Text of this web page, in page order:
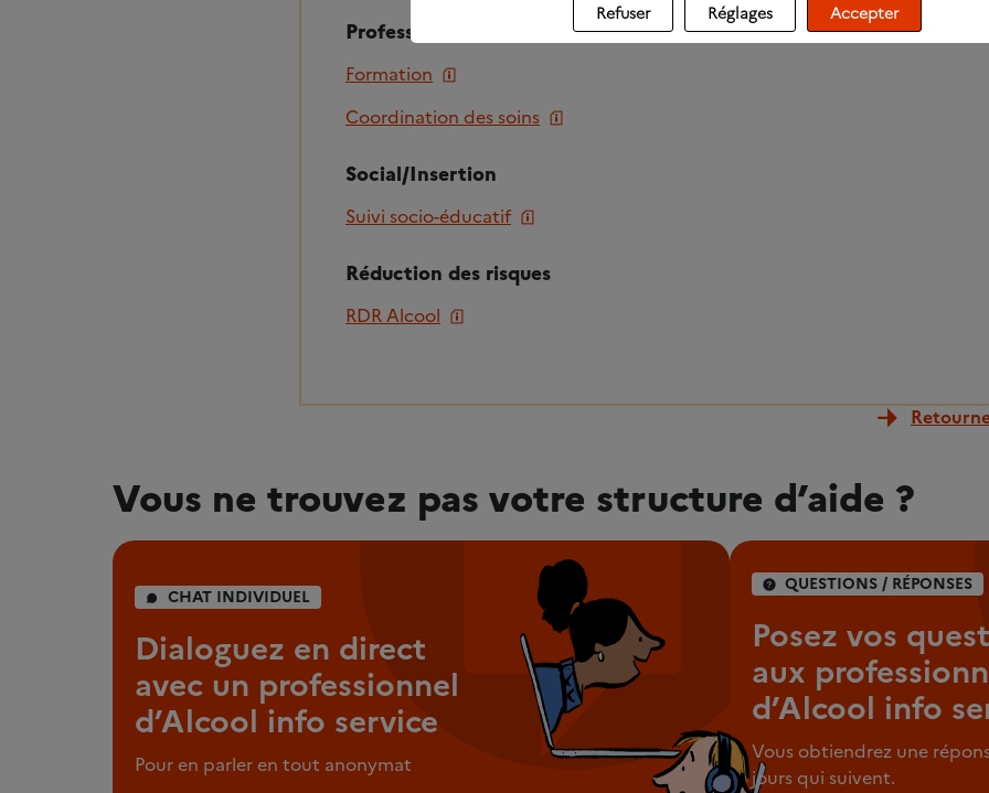
Professionnel
Formation
Coordination des soins
Social/Insertion
Suivi socio-éducatif
Réduction des risques
RDR Alcool
Vous ne trouvez pas votre structure d’aide ?
CHAT INDIVIDUEL
Dialoguez en direct
avec un professionnel
d’Alcool info service
Pour en parler en tout anonymat
QUESTIONS / RÉPONSES
Posez vos
aux
d’Alcool info
Vous obtiendrez une
jours qui suivent.
Refuser Réglages Accepter